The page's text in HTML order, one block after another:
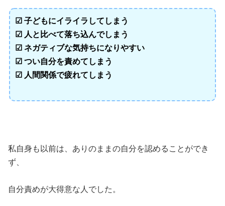
☑ 子どもにイライラしてしまう
☑ 人と比べて落ち込んでしまう
☑ ネガティブな気持ちになりやすい
☑ つい自分を責めてしまう
☑ 人間関係で疲れてしまう
私自身も以前は、ありのままの自分を認めることができ
ず、
自分責めが大得意な人でした。